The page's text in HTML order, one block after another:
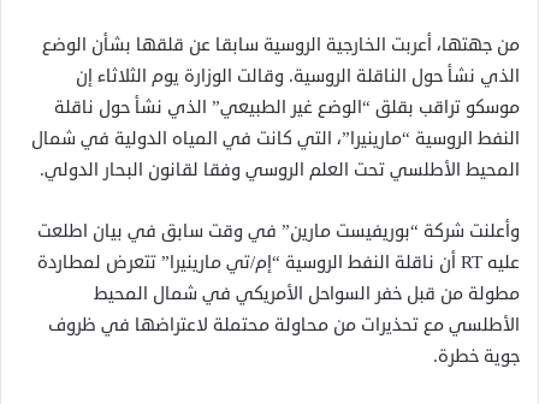
من جهتها، أعربت الخارجية الروسية سابقا عن قلقها بشأن الوضع
الذي نشأ حول الناقلة الروسية. وقالت الوزارة يوم الثلاثاء إن
موسكو تراقب بقلق “الوضع غير الطبيعي” الذي نشأ حول ناقلة
النفط الروسية “مارينيرا”، التي كانت في المياه الدولية في شمال
المحيط الأطلسي تحت العلم الروسي وفقا لقانون البحار الدولي.
وأعلنت شركة “بوريفيست مارين” في وقت سابق في بيان اطلعت
عليه RT أن ناقلة النفط الروسية “إم/تي مارينيرا” تتعرض لمطاردة
مطولة من قبل خفر السواحل الأمريكي في شمال المحيط
الأطلسي مع تحذيرات من محاولة محتملة لاعتراضها في ظروف
جوية خطرة.